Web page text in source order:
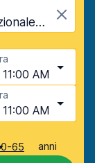
Pampanga Aeroporto Internazionale Clark (CRK), Pampanga, Filippine
11:00 AM
11:00 AM
65 anni